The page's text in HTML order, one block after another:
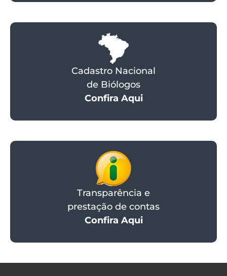
Cadastro Nacional
de Biólogos
Confira Aqui
Transparência e
prestação de contas
Confira Aqui